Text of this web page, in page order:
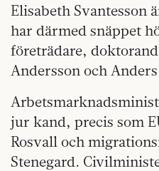
Elisabeth Svantesson
har därmed snäppet
företrädare,
Andersson och
jur kand, precis som
Rosvall och
Stenegard.